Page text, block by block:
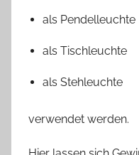
als Pendelleuchte
als Tischleuchte
als Stehleuchte
verwendet werden.